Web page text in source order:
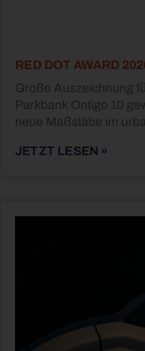
RED DOT AWARD
Große Auszeichnung
Parkbank Ontigo 10
neue Maßstäbe im
JETZT LESEN »